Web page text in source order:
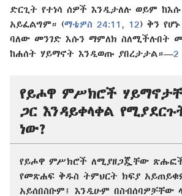
ድርጊት የተነሳ ሰዎች እንዲታለሉ ወይም
አይፈልግም። (ማቴዎስ 24:11, 12) ቅን
ባለው መንገድ እሱን ማምለክ ስለሚችሉበት
ከሐሰት ሃይማኖት እንዲወጡ ያበረታታል።—2
የይሖዋ ምሥክሮች
ጋር እንዳይቀላቀል
ነው?
የይሖዋ ምሥክሮች ለሚያዘጋጇቸው
የመጽሐፍ ቅዱስ ትምህርት ክፍያ
አይሰበስቡም፤ እንዲሁም በስብሰባዎቻቸው